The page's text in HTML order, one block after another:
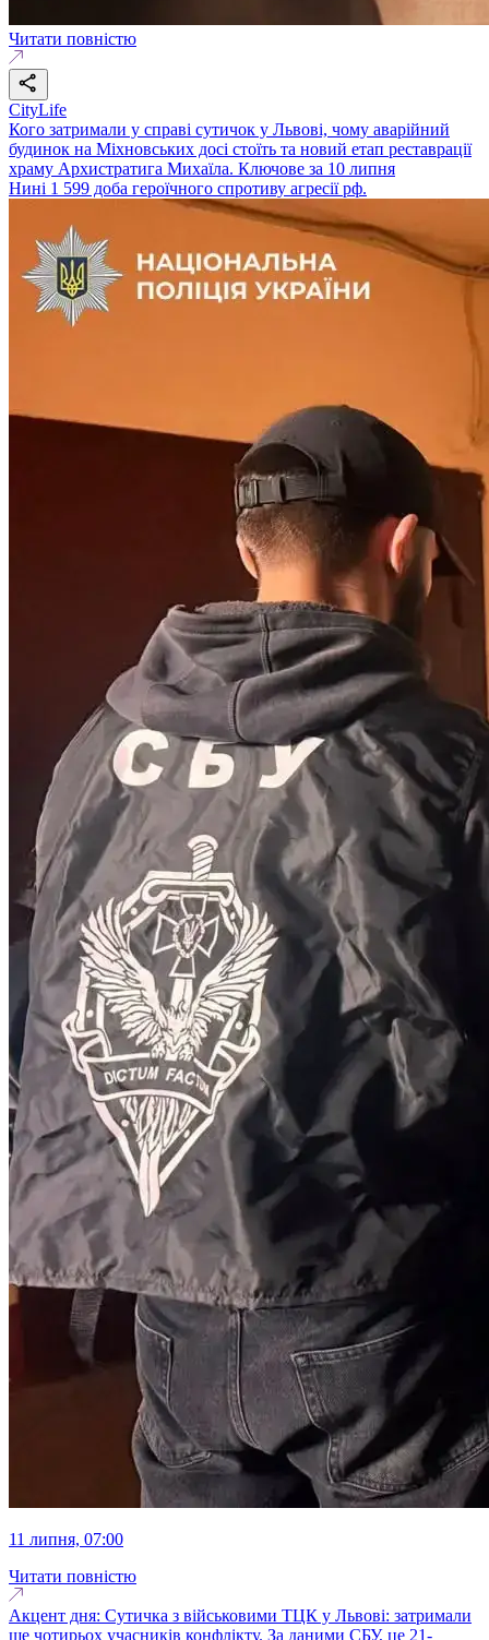
Читати повністю
CityLife
Кого затримали у справі сутичок у Львові, чому аварійний
будинок на Міхновських досі стоїть та новий етап реставрації
храму Архистратига Михаїла. Ключове за 10 липня
Нині 1 599 доба героїчного спротиву агресії рф.
11 липня, 07:00
Читати повністю
Акцент дня: Сутичка з військовими ТЦК у Львові: затримали
ще чотирьох учасників конфлікту. За даними СБУ, це 21-